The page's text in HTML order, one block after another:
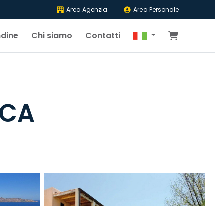
Area Agenzia Area Personale
Chi siamo Contatti